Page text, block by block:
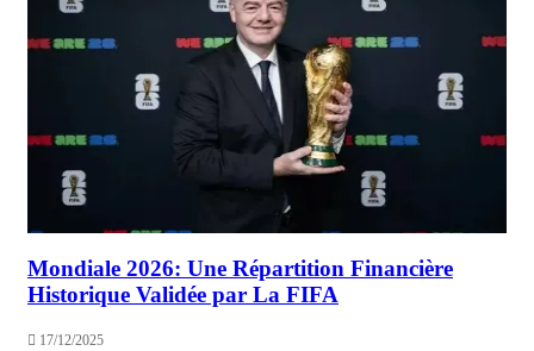
Mondiale 2026: Une Répartition Financière
Historique Validée par La FIFA
17/12/2025